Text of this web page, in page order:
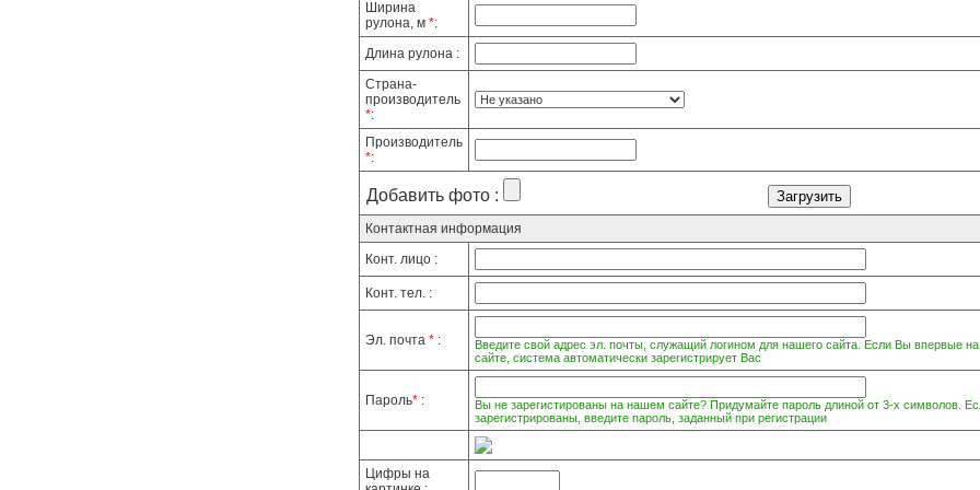
Ширина
рулона, м *:
Длина рулона :
Страна-
производитель
*:
Производитель
*:
Добавить фото :
Контактная информация
Конт. лицо :
Конт. тел. :
Эл. почта * :
Введите свой адрес эл. почты, служащий логином для нашего сайта. Если Вы впервые на
сайте, система автоматически зарегистрирует Вас
Пароль* :
Вы не зарегистированы на нашем сайте? Придумайте пароль длиной от 3-х символов.
зарегистрированы, введите пароль, заданный при регистрации
Цифры на